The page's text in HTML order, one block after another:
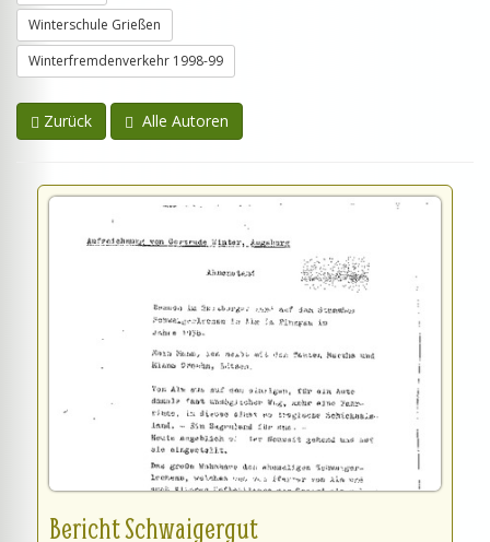
Winterschule Grießen
Winterfremdenverkehr 1998-99
Zurück Alle Autoren
Bericht Schwaigergut